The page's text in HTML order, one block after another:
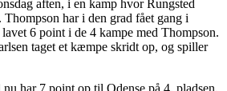
aften, i en kamp hvor Rungsted
har i den grad fået gang i
6 point i de 4 kampe med Thompson.
taget et kæmpe skridt op, og spiller
nu har 7 point op til Odense på 4. pladsen,